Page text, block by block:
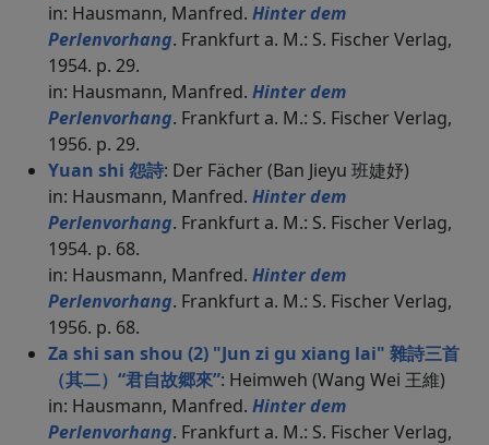
in: Hausmann, Manfred. Hinter dem
Perlenvorhang. Frankfurt a. M.: S. Fischer Verlag,
1954. p. 29.
in: Hausmann, Manfred. Hinter dem
Perlenvorhang. Frankfurt a. M.: S. Fischer Verlag,
1956. p. 29.
Yuan shi 怨詩: Der Fächer (Ban Jieyu 班婕妤)
in: Hausmann, Manfred. Hinter dem
Perlenvorhang. Frankfurt a. M.: S. Fischer Verlag,
1954. p. 68.
in: Hausmann, Manfred. Hinter dem
Perlenvorhang. Frankfurt a. M.: S. Fischer Verlag,
1956. p. 68.
Za shi san shou (2) "Jun zi gu xiang lai" 雜詩三首
（其二）“君自故郷來”: Heimweh (Wang Wei 王維)
in: Hausmann, Manfred. Hinter dem
Perlenvorhang. Frankfurt a. M.: S. Fischer Verlag,